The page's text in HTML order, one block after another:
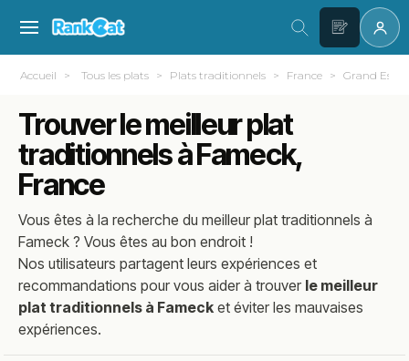
Accueil Tous les plats Plats traditionnels France Grand Est
Trouver le meilleur plat
traditionnels à Fameck,
France
Vous êtes à la recherche du meilleurplat traditionnels à
Fameck ? Vous êtes au bon endroit !
Nos utilisateurs partagent leurs expériences et
recommandations pour vous aider à trouver le meilleur
plat traditionnels à Fameck et éviter les mauvaises
expériences.